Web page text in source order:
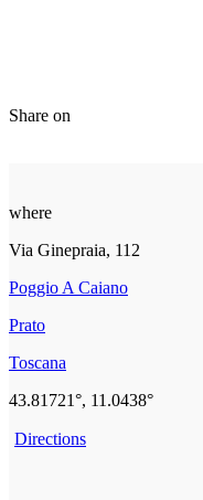
Share on
where
Via Ginepraia, 112
Poggio A Caiano
Prato
Toscana
43.81721°, 11.0438°
Directions